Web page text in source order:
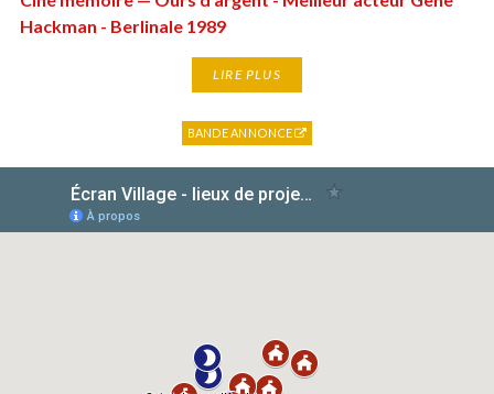
Hackman - Berlinale 1989
LIRE PLUS
BANDE ANNONCE